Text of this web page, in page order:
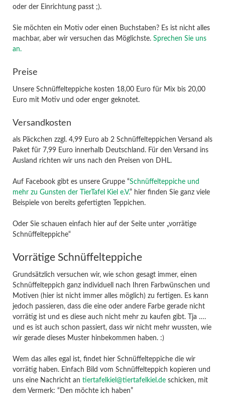
oder der Einrichtung passt ;).
Sie möchten ein Motiv oder einen Buchstaben? Es ist nicht alles
machbar, aber wir versuchen das Möglichste. Sprechen Sie uns
an.
Preise
Unsere Schnüffelteppiche kosten 18,00 Euro für Mix bis 20,00
Euro mit Motiv und oder enger geknotet.
Versandkosten
als Päckchen zzgl. 4,99 Euro ab 2 Schnüffelteppichen Versand als
Paket für 7,99 Euro innerhalb Deutschland. Für den Versand ins
Ausland richten wir uns nach den Preisen von DHL.
Auf Facebook gibt es unsere Gruppe “Schnüffelteppiche und
mehr zu Gunsten der TierTafel Kiel e.V.” hier finden Sie ganz viele
Beispiele von bereits gefertigten Teppichen.
Oder Sie schauen einfach hier auf der Seite unter „vorrätige
Schnüffelteppiche“
Vorrätige Schnüffelteppiche
Grundsätzlich versuchen wir, wie schon gesagt immer, einen
Schnüffelteppich ganz individuell nach Ihren Farbwünschen und
Motiven (hier ist nicht immer alles möglich) zu fertigen. Es kann
jedoch passieren, dass die eine oder andere Farbe gerade nicht
vorrätig ist und es diese auch nicht mehr zu kaufen gibt. Tja ….
und es ist auch schon passiert, dass wir nicht mehr wussten, wie
wir gerade dieses Muster hinbekommen haben. :)
Wem das alles egal ist, findet hier Schnüffelteppiche die wir
vorrätig haben. Einfach Bild vom Schnüffelteppich kopieren und
uns eine Nachricht an tiertafelkiel@tiertafelkiel.deschicken, mit
dem Vermerk: “Den möchte ich haben”